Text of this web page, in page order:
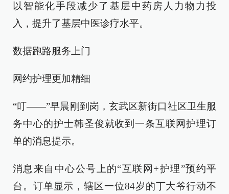
以智能化手段减少了基层中药房人力物力投
入，提升了基层中医诊疗水平。
数据跑路服务上门
网约护理更加精细
“叮——”早晨刚到岗，玄武区新街口社区卫生服
务中心的护士韩圣俊就收到一条互联网护理订
单的消息提示。
消息来自中心公号上的“互联网+护理”预约平
台。订单显示，辖区一位84岁的丁大爷行动不